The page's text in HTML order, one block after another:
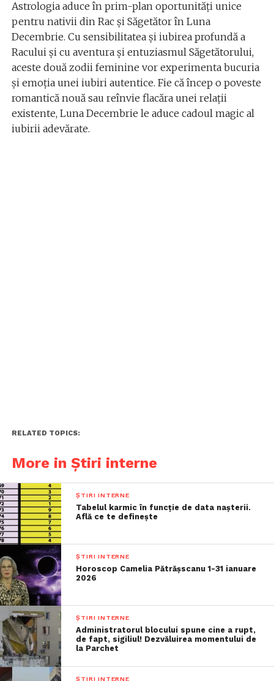
Astrologia aduce în prim-plan oportunități unice
pentru nativii din Rac și Săgetător în Luna
Decembrie. Cu sensibilitatea și iubirea profundă a
Racului și cu aventura și entuziasmul Săgetătorului,
aceste două zodii feminine vor experimenta bucuria
și emoția unei iubiri autentice. Fie că încep o poveste
romantică nouă sau reînvie flacăra unei relații
existente, Luna Decembrie le aduce cadoul magic al
iubirii adevărate.
RELATED TOPICS:
More in Știri interne
ȘTIRI INTERNE
Tabelul karmic în funcție de data nașterii.
Află ce te definește
ȘTIRI INTERNE
Horoscop Camelia Pătrășscanu 1-31 ianuare
2026
ȘTIRI INTERNE
Administratorul blocului spune cine a rupt,
de fapt, sigiliul! Dezvăluirea momentului de
la Parchet
ȘTIRI INTERNE